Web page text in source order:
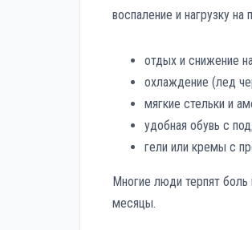
воспаление и нагрузку на
отдых и снижение
охлаждение (лед
мягкие стельки и
удобная обувь с
гели или кремы с
Многие люди терпят боль
месяцы.